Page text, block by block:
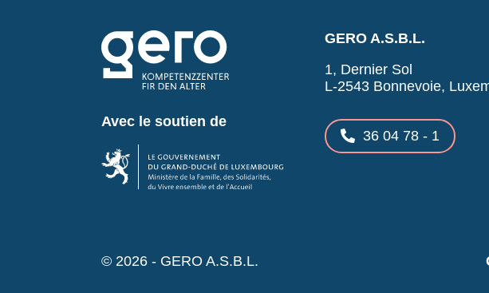
Avec le soutien de
GERO A.S.B.L.
1, Dernier Sol
L-2543 Bonnevoie,
36 04 78 - 1
© 2026 - GERO A.S.B.L.